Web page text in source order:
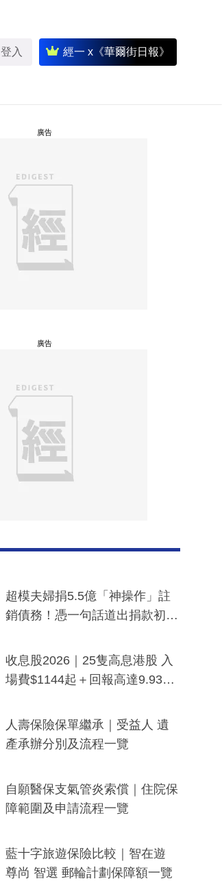
登入 經一 x《華爾街日報》
廣告
廣告
超模夫婦捐5.5億「神操作」註
銷債務！憑一句話道出捐款初
一度被誤當詐騙手段
收息股2026｜25隻高息港股 入
場費$1144起＋回報高達9.93
人壽保險保單繼承｜受益人 遺
產承辦分別及流程一覽
自願醫保支氣管炎索償｜住院保
障範圍及申請流程一覽
藍十字旅遊保險比較｜智在遊
尊尚 智選 郵輪計劃保障額一覽